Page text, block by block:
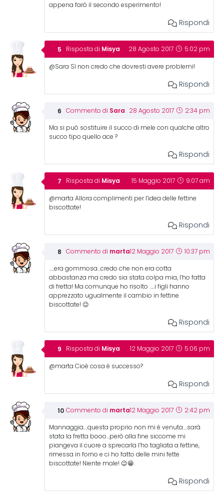
appena farò il secondo esperimento!
Rispondi
Risposta di Misya 28 Agosto 2017 5:02 pm
@Sara Sì non credo che dovresti avere problemi!
Rispondi
Commento di Sara 28 Agosto 2017 2:34 pm
Ma si può sostituire il succo di mele con qualche altro
succo tipo quello ace ?
Rispondi
Risposta di Misya 15 Maggio 2017 9:07 am
@marta Allora complimenti per l’idea delle fettine
biscottate!
Rispondi
Commento di marta12 Maggio 2017 10:37 pm
…..era gommosa…credo che non era cotta
abbastanza ma credo sia stata colpa mia, l’ho fatta
di fretta! Ma comunque ho risolto …..i figli hanno
apprezzato ugualmente il cambio in fettine
biscottate! 😉
Rispondi
Risposta di Misya 12 Maggio 2017 5:06 pm
@marta Cioè cosa è successo?
Rispondi
Commento di marta12 Maggio 2017 2:42 pm
Mannaggia….questa proprio non mi é venuta….sarà
stata la fretta booo…però alla fine siccome mi
piangeva il cuore a sprecarla l’ho tagliata a fettine,
rimessa in forno e ci ho fatto delle mini fette
biscottate! Niente male! 😉😁
Rispondi